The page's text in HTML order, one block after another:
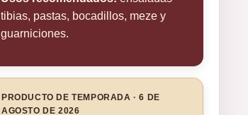
tibias, pastas, bocadillos, meze y
guarniciones.
PRODUCTO DE TEMPORADA · 6 DE
AGOSTO DE 2026